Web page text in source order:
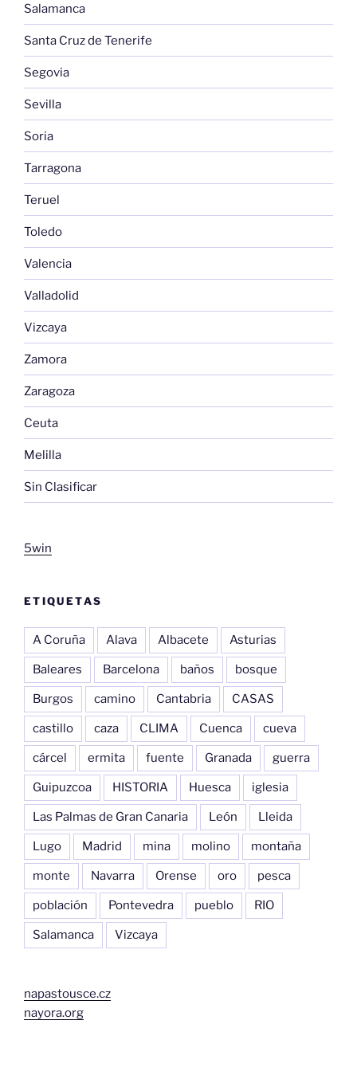
Salamanca
Santa Cruz de Tenerife
Segovia
Sevilla
Soria
Tarragona
Teruel
Toledo
Valencia
Valladolid
Vizcaya
Zamora
Zaragoza
Ceuta
Melilla
Sin Clasificar
5win
ETIQUETAS
A Coruña Alava Albacete Asturias
Baleares Barcelona baños bosque
Burgos camino Cantabria CASAS
castillo caza CLIMA Cuenca cueva
cárcel ermita fuente Granada guerra
Guipuzcoa HISTORIA Huesca iglesia
Las Palmas de Gran Canaria León Lleida
Lugo Madrid mina molino montaña
monte Navarra Orense oro pesca
población Pontevedra pueblo RIO
Salamanca Vizcaya
napastousce.cz
nayora.org